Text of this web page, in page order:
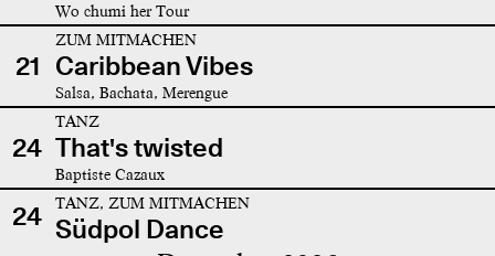
Wo chumi her Tour
21
ZUM MITMACHEN
Caribbean Vibes
Salsa, Bachata, Merengue
24
TANZ
That's twisted
Baptiste Cazaux
24 TANZ, ZUM MITMACHEN
Südpol Dance